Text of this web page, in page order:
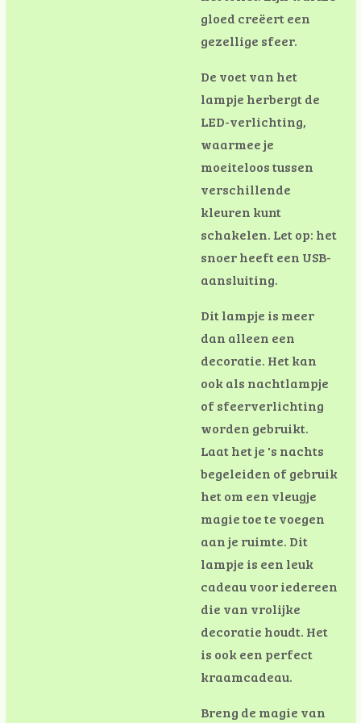
gloed creëert een
gezellige sfeer.
De voet van het
lampje herbergt de
LED-verlichting,
waarmee je
moeiteloos tussen
verschillende
kleuren kunt
schakelen. Let op: het
snoer heeft een USB-
aansluiting.
Dit lampje is meer
dan alleen een
decoratie. Het kan
ook als nachtlampje
of sfeerverlichting
worden gebruikt.
Laat het je 's nachts
begeleiden of gebruik
het om een vleugje
magie toe te voegen
aan je ruimte. Dit
lampje is een leuk
cadeau voor iedereen
die van vrolijke
decoratie houdt. Het
is ook een perfect
kraamcadeau.
Breng de magie van